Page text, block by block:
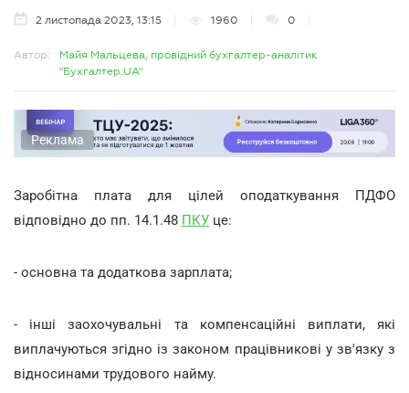
2 листопада 2023, 13:15 1960 0
Автор:
Майя Мальцева, провідний бухгалтер-аналітик
"Бухгалтер.UA"
Реклама
Заробітна плата для цілей оподаткування ПДФО
відповідно до пп. 14.1.48 ПКУ це:
- основна та додаткова зарплата;
- інші заохочувальні та компенсаційні виплати, які
виплачуються згідно із законом працівникові у зв'язку з
відносинами трудового найму.